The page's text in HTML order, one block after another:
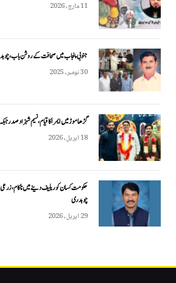
11 مارچ, 2026
جنوبی پنجاب میں صحافت کے روشن باب،
30 نومبر, 2025
گڑھاموڑ میں ایمرا کا قیام، نسیم شہزاد صدر
18 اپریل, 2026
حکومت کسان کو ریلیف دینے میں ناکام، زرعی
چوہدری
29 اپریل, 2026